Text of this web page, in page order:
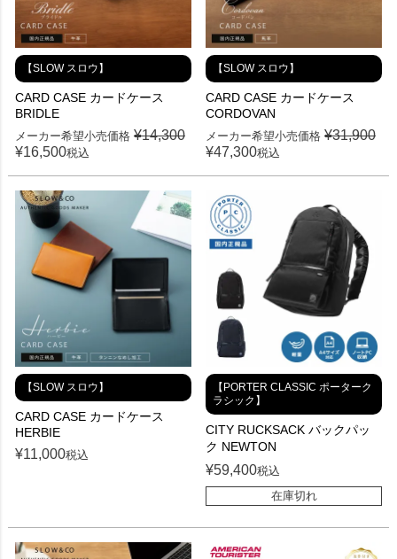
【SLOW スロウ】
CARD CASE カードケース
BRIDLE
メーカー希望小売価格 ¥14,300
¥16,500税込
【SLOW スロウ】
CARD CASE カードケース
CORDOVAN
メーカー希望小売価格 ¥31,900
¥47,300税込
【SLOW スロウ】
CARD CASE カードケース
HERBIE
¥11,000税込
【PORTER CLASSIC ポーターク
ラシック】
CITY RUCKSACK バックパッ
ク NEWTON
¥59,400税込
在庫切れ